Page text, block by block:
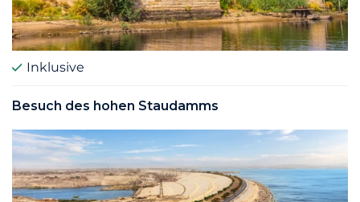
Inklusive
Besuch des hohen Staudamms